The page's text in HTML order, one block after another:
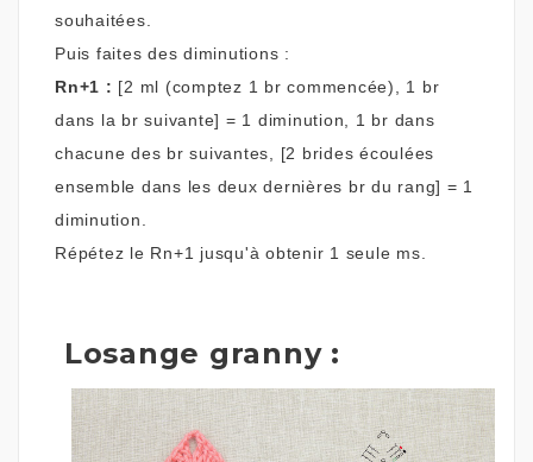
souhaitées.
Puis faites des diminutions :
Rn+1 : [2 ml (comptez 1 br commencée), 1 br
dans la br suivante] = 1 diminution, 1 br dans
chacune des br suivantes, [2 brides écoulées
ensemble dans les deux dernières br du rang] = 1
diminution.
Répétez le Rn+1 jusqu'à obtenir 1 seule ms.
Losange granny :